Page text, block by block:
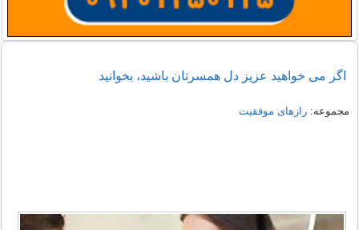
اگر می خواهید عزیز دل همسرتان باشید، بخوانید
مجموعه:رازهای موفقیت